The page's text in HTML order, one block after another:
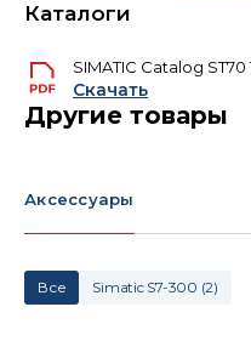
Каталоги
SIMATIC Catalog
Скачать
Другие товары
Аксессуары
Все Simatic S7-300 (2)